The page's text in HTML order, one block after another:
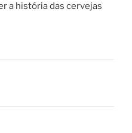
a história das cervejas